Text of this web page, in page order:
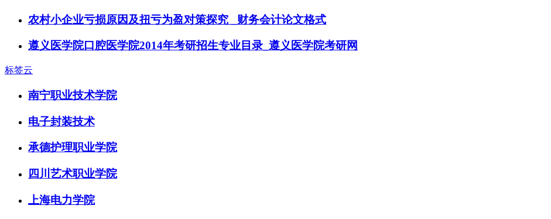
农村小企业亏损原因及扭亏为盈对策探究 _财务会计论文格式
遵义医学院口腔医学院2014年考研招生专业目录_遵义医学院考研网
标签云
南宁职业技术学院
电子封装技术
承德护理职业学院
四川艺术职业学院
上海电力学院